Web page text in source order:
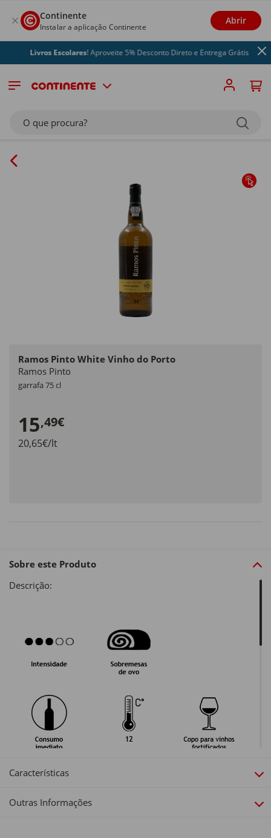
Continente
Instalar a aplicação Continente
Abrir
Livros Escolares! Aproveite 5% Desconto Direto e Entrega Grátis
O que procura?
Ramos Pinto White Vinho do Porto
Ramos Pinto
garrafa 75 cl
15,49€
20,65€/lt
Sobre este Produto
Descrição:
Alergénios:
Origem:
Características
Outras Informações